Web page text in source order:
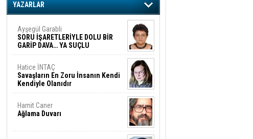
YAZARLAR
Ayşegül Garabli
SORU İŞARETLERİYLE DOLU BİR
GARİP DAVA… YA SUÇLU
DEĞİLSE???
Hatice İNTAÇ
Savaşların En Zoru İnsanın Kendi
Kendiyle Olanıdır
Hamit Caner
Ağlama Duvarı